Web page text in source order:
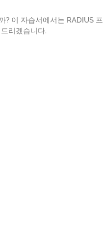
? 이 자습서에서는 RADIUS 프
리겠습니다.